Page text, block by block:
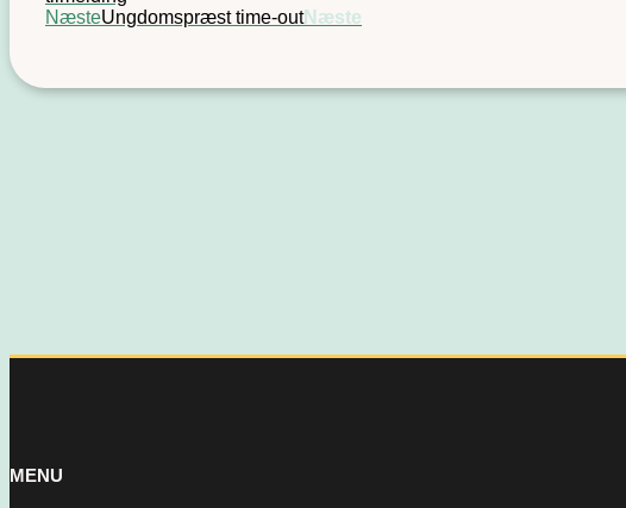
NæsteUngdomspræst time-outNæste
MENU